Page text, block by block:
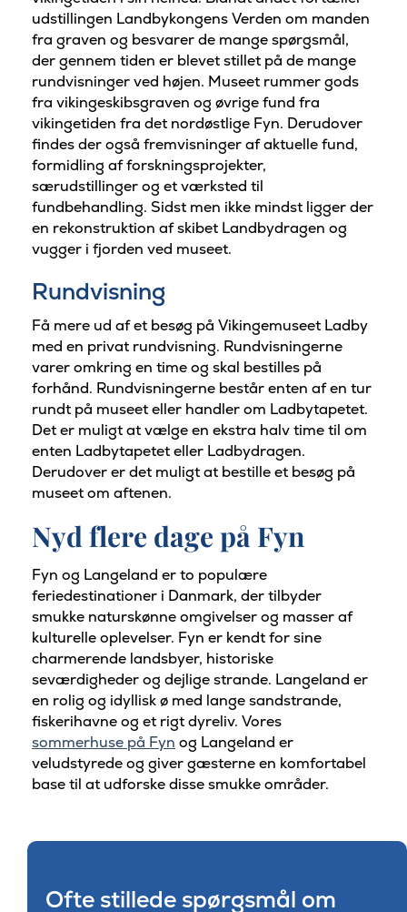
udstillingen Landbykongens Verden om manden
fra graven og besvarer de mange spørgsmål,
der gennem tiden er blevet stillet på de mange
rundvisninger ved højen. Museet rummer gods
fra vikingeskibsgraven og øvrige fund fra
vikingetiden fra det nordøstlige Fyn. Derudover
findes der også fremvisninger af aktuelle fund,
formidling af forskningsprojekter,
særudstillinger og et værksted til
fundbehandling. Sidst men ikke mindst ligger der
en rekonstruktion af skibet Landbydragen og
vugger i fjorden ved museet.
Rundvisning
Få mere ud af et besøg på Vikingemuseet Ladby
med en privat rundvisning. Rundvisningerne
varer omkring en time og skal bestilles på
forhånd. Rundvisningerne består enten af en tur
rundt på museet eller handler om Ladbytapetet.
Det er muligt at vælge en ekstra halv time til om
enten Ladbytapetet eller Ladbydragen.
Derudover er det muligt at bestille et besøg på
museet om aftenen.
Nyd flere dage på Fyn
Fyn og Langeland er to populære
feriedestinationer i Danmark, der tilbyder
smukke naturskønne omgivelser og masser af
kulturelle oplevelser. Fyn er kendt for sine
charmerende landsbyer, historiske
seværdigheder og dejlige strande. Langeland er
en rolig og idyllisk ø med lange sandstrande,
fiskerihavne og et rigt dyreliv. Vores
sommerhuse på Fyn og Langeland er
veludstyrede og giver gæsterne en komfortabel
base til at udforske disse smukke områder.
Ofte stillede spørgsmål om